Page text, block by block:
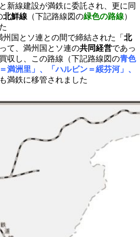
新線建設が満鉄に委託され、更に同
北鮮線 （下記路線図の緑色の路線）
州国とソ連との間で締結された「 北
て、満州国とソ連の共同経営であっ
収し、この路線（下記路線図の青色
満洲里」、「ハルビン＝綏芬河」、
も満鉄に移管されました